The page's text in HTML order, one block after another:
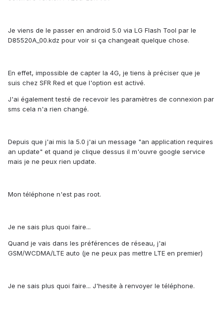
Je viens de le passer en android 5.0 via LG Flash Tool par le
D85520A_00.kdz pour voir si ça changeait quelque chose.
En effet, impossible de capter la 4G, je tiens à préciser que je
suis chez SFR Red et que l'option est activé.
J'ai également testé de recevoir les paramètres de connexion par
sms cela n'a rien changé.
Depuis que j'ai mis la 5.0 j'ai un message "an application requires
an update" et quand je clique dessus il m'ouvre google service
mais je ne peux rien update.
Mon téléphone n'est pas root.
Je ne sais plus quoi faire...
Quand je vais dans les préférences de réseau, j'ai
GSM/WCDMA/LTE auto (je ne peux pas mettre LTE en premier)
Je ne sais plus quoi faire... J'hesite à renvoyer le téléphone.